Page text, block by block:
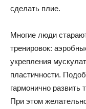
сделать плие.
Многие люди
тренировок:
укрепления
пластичности.
гармонично развить
При этом